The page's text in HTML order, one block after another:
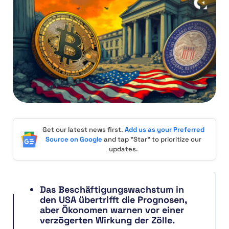
Get our latest news first. Add us as your Preferred
Source on Google and tap "Star" to prioritize our
updates.
Das Beschäftigungswachstum in
den USA übertrifft die Prognosen,
aber Ökonomen warnen vor einer
verzögerten Wirkung der Zölle.